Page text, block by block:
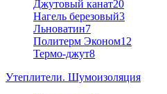
Джутовый канат20
Нагель березовый3
Льноватин7
Политерм Эконом12
Термо-джут8
Утеплители. Шумоизоляция